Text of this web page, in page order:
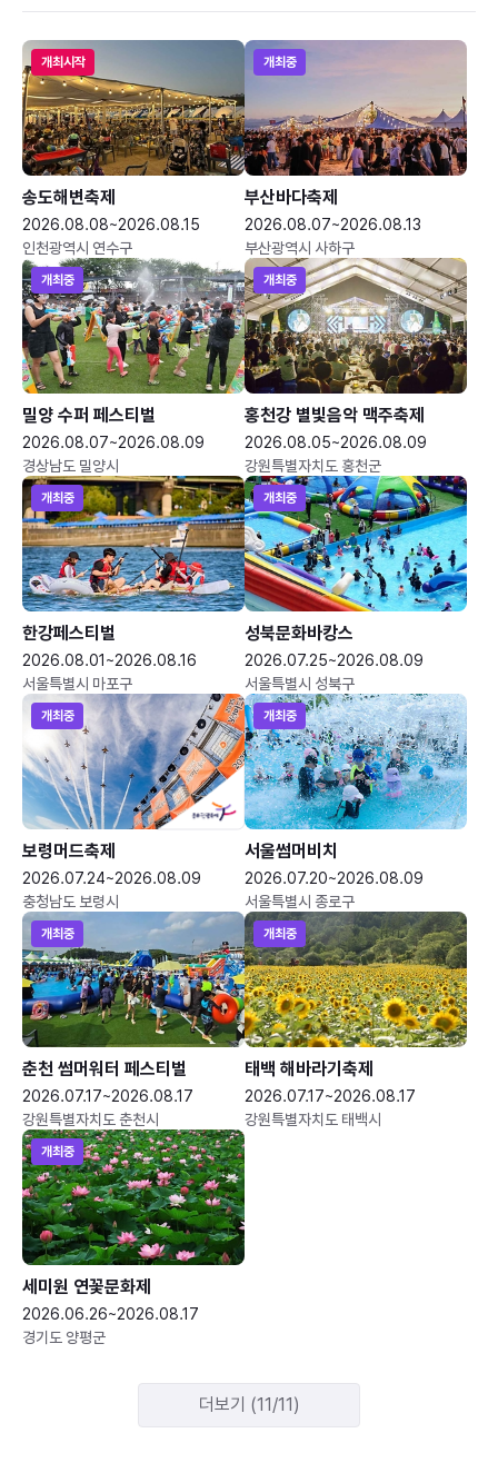
개최시작
송도해변축제
2026.08.08~2026.08.15
인천광역시 연수구
개최중
부산바다축제
2026.08.07~2026.08.13
부산광역시 사하구
개최중
밀양 수퍼 페스티벌
2026.08.07~2026.08.09
경상남도 밀양시
개최중
홍천강 별빛음악 맥주축제
2026.08.05~2026.08.09
강원특별자치도 홍천군
개최중
한강페스티벌
2026.08.01~2026.08.16
서울특별시 마포구
개최중
성북문화바캉스
2026.07.25~2026.08.09
서울특별시 성북구
개최중
보령머드축제
2026.07.24~2026.08.09
충청남도 보령시
개최중
서울썸머비치
2026.07.20~2026.08.09
서울특별시 종로구
개최중
춘천 썸머워터 페스티벌
2026.07.17~2026.08.17
강원특별자치도 춘천시
개최중
태백 해바라기축제
2026.07.17~2026.08.17
강원특별자치도 태백시
개최중
세미원 연꽃문화제
2026.06.26~2026.08.17
경기도 양평군
더보기 (11/11)